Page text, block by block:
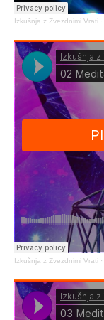
Izkušnja z Zvezdnimi Vrati ·
Izkušnja z Zvezdnimi Vrati ·